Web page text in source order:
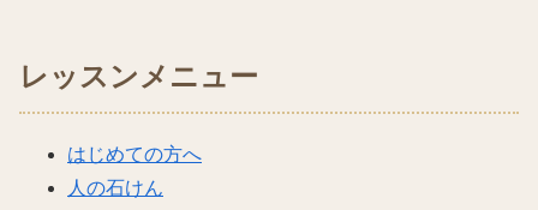
レッスンメニュー
はじめての方へ
人の石けん